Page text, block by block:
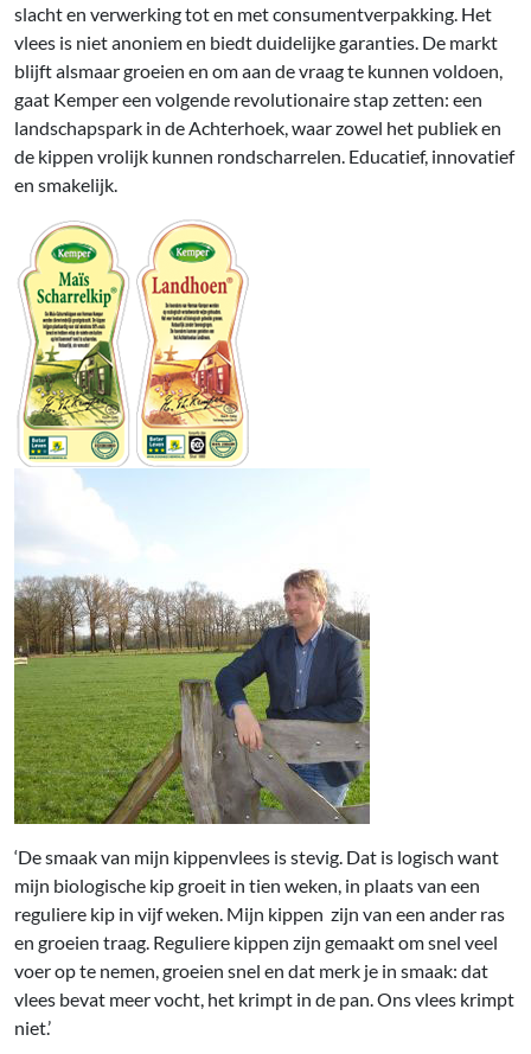
slacht en verwerking tot en met consumentverpakking. Het
vlees is niet anoniem en biedt duidelijke garanties. De markt
blijft alsmaar groeien en om aan de vraag te kunnen voldoen,
gaat Kemper een volgende revolutionaire stap zetten: een
landschapspark in de Achterhoek, waar zowel het publiek en
de kippen vrolijk kunnen rondscharrelen. Educatief, innovatief
en smakelijk.
‘De smaak van mijn kippenvlees is stevig. Dat is logisch want
mijn biologische kip groeit in tien weken, in plaats van een
reguliere kip in vijf weken. Mijn kippen zijn van een ander ras
en groeien traag. Reguliere kippen zijn gemaakt om snel veel
voer op te nemen, groeien snel en dat merk je in smaak: dat
vlees bevat meer vocht, het krimpt in de pan. Ons vlees krimpt
niet.’